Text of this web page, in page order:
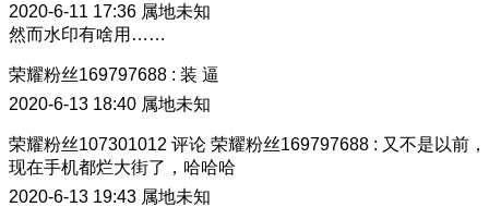
2020-6-11 17:36 属地未知
然而水印有啥用……
荣耀粉丝169797688 : 装 逼
2020-6-13 18:40 属地未知
荣耀粉丝107301012 评论 荣耀粉丝169797688 : 又不是以前，
现在手机都烂大街了，哈哈哈
2020-6-13 19:43 属地未知